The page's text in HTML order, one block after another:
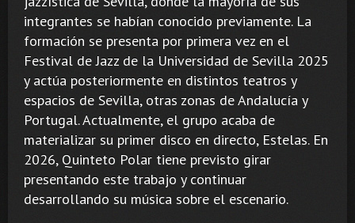
integrantes se habían conocido previamente. La
formación se presenta por primera vez en el
Festival de Jazz de la Universidad de Sevilla 2025
y actúa posteriormente en distintos teatros y
espacios de Sevilla, otras zonas de Andalucía y
Portugal. Actualmente, el grupo acaba de
materializar su primer disco en directo, Estelas. En
2026, Quinteto Polar tiene previsto girar
presentando este trabajo y continuar
desarrollando su música sobre el escenario.